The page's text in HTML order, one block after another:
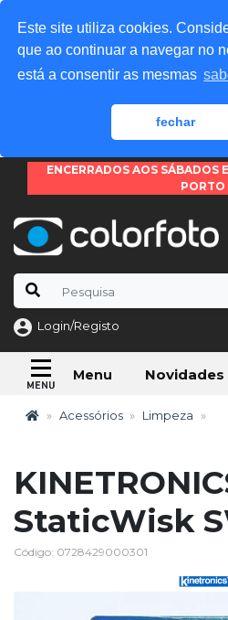
Este site utiliza cookies.
que ao continuar a navegar no
está a consentir as mesmas
fechar
ENCERRADOS AOS SÁBADOS
PORTO
Login/Registo
Menu Novidades
Acessórios Limpeza
StaticWisk
Código: 0728429000301